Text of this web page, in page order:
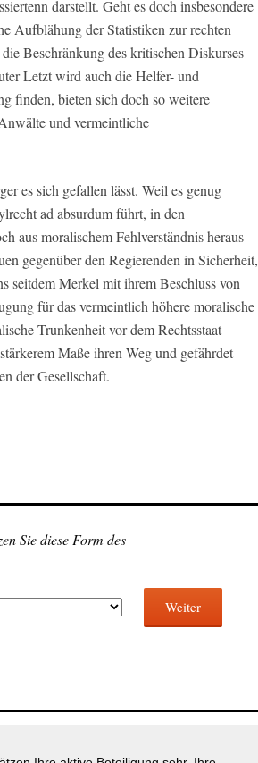
darstellt. Geht es doch insbesondere
Aufblähung der Statistiken zur rechten
Beschränkung des kritischen Diskurses
Letzt wird auch die Helfer- und
finden, bieten sich doch so weitere
und vermeintliche
es sich gefallen lässt. Weil es genug
ad absurdum führt, in den
aus moralischem Fehlverständnis heraus
gegenüber den Regierenden in Sicherheit,
seitdem Merkel mit ihrem Beschluss von
für das vermeintlich höhere moralische
Trunkenheit vor dem Rechtsstaat
Maße ihren Weg und gefährdet
der Gesellschaft.
Sie diese Form des
Weiter